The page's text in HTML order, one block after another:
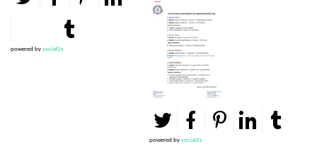
powered by social2s
powered by social2s